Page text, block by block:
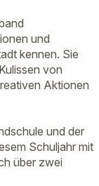
und
kennen. Sie
von
Aktionen
und der
Schuljahr mit
über zwei